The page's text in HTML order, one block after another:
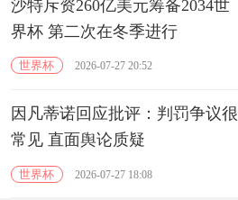
沙特斥资260亿美元筹备2034世
界杯 第二次在冬季进行
世界杯 2026-07-27 20:52
因凡蒂诺回应批评：判罚争议很
常见 直面舆论质疑
世界杯 2026-07-27 18:08